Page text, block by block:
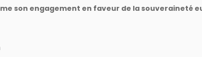
son engagement en faveur de la souveraineté